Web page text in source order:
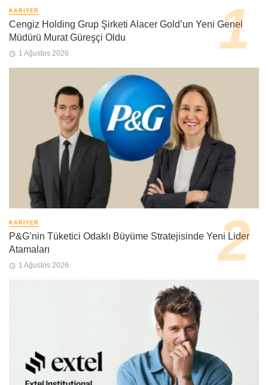
KARIYER
Cengiz Holding Grup Şirketi Alacer Gold’un Yeni Genel
Müdürü Murat Güreşçi Oldu
1 Ağustos 2026
KARIYER
P&G’nin Tüketici Odaklı Büyüme Stratejisinde Yeni Lider
Atamaları
1 Ağustos 2026